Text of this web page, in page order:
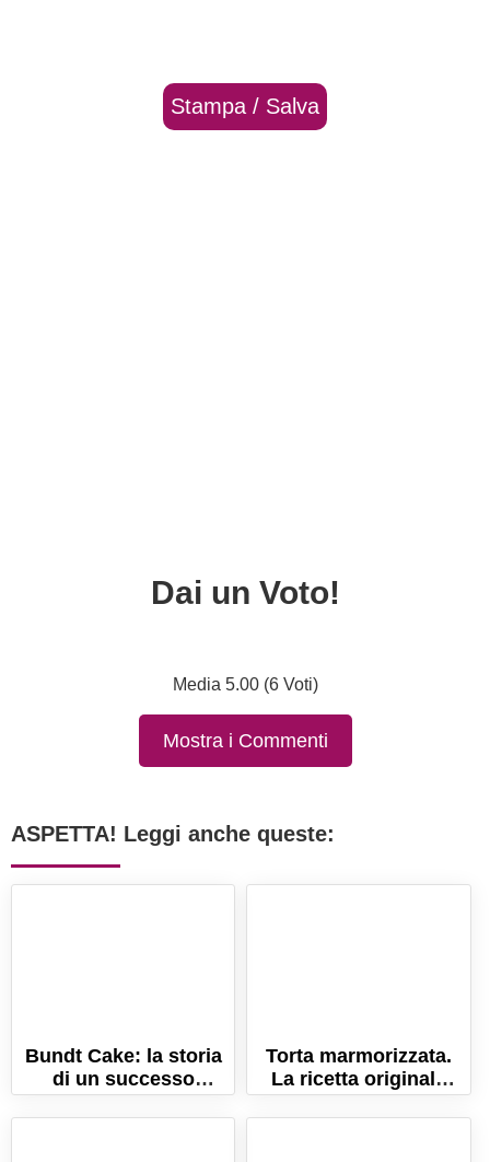
Stampa / Salva
Dai un Voto!
Media 5.00 (6 Voti)
Mostra i Commenti
ASPETTA! Leggi anche queste:
Bundt Cake: la storia
di un successo
inaspettato!
Torta marmorizzata.
La ricetta originale
senza burro (per farla
sofficissima!)